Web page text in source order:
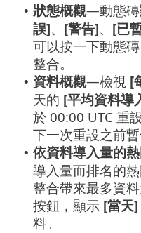
• 狀態概觀—動態磚
誤]、 [警告]、 [已
可以按一下動態
整合。
• 資料概觀—檢視 [
天的 [平均資料導
於 00:00 UTC 重
下一次重設之前暫
• 依資料導入量的
導入量而排名的
整合帶來最多資
按鈕，顯示 [當天]
料。